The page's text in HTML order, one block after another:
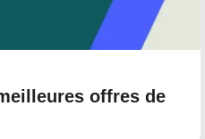
offres de